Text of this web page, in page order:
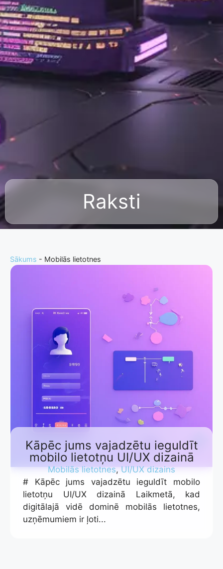
Raksti
Sākums - Mobilās lietotnes
Kāpēc jums vajadzētu ieguldīt
mobilo lietotņu UI/UX dizainā
Mobilās lietotnes,UI/UX dizains
# Kāpēc jums vajadzētu ieguldīt mobilo
lietotņu UI/UX dizainā Laikmetā, kad
digitālajā vidē dominē mobilās lietotnes,
uzņēmumiem ir ļoti...